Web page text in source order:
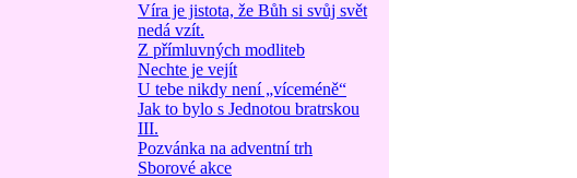
Víra je jistota, že Bůh si svůj svět
nedá vzít.
Z přímluvných modliteb
Nechte je vejít
U tebe nikdy není „víceméně“
Jak to bylo s Jednotou bratrskou
III.
Pozvánka na adventní trh
Sborové akce